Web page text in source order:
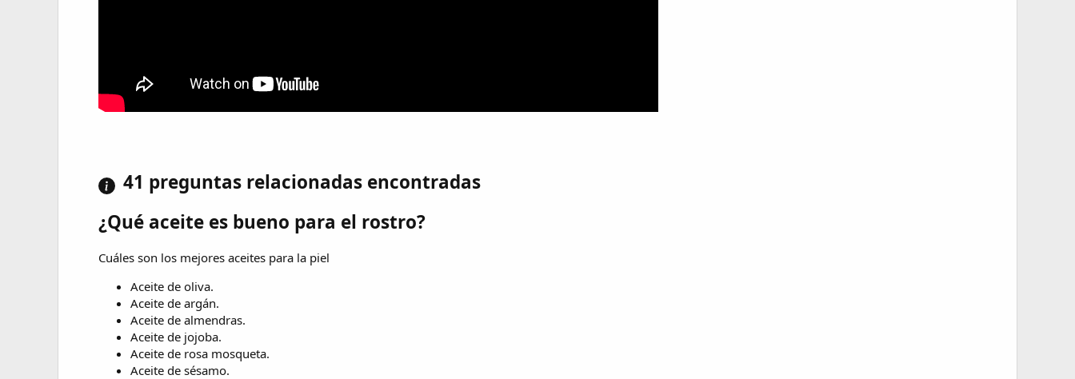
41 preguntas relacionadas encontradas
¿Qué aceite es bueno para el rostro?
Cuáles son los mejores aceites para la piel
Aceite de oliva.
Aceite de argán.
Aceite de almendras.
Aceite de jojoba.
Aceite de rosa mosqueta.
Aceite de sésamo.